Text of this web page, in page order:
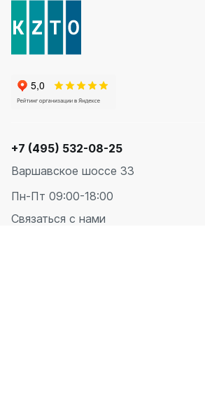
+7 (495) 532-08-25
Варшавское шоссе 33
Пн-Пт 09:00-18:00
Связаться с нами